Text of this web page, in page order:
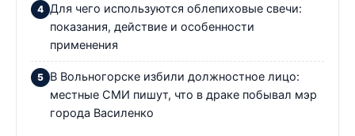
Для чего используются облепиховые свечи:
показания, действие и особенности
применения
В Вольногорске избили должностное лицо:
местные СМИ пишут, что в драке побывал мэр
города Василенко